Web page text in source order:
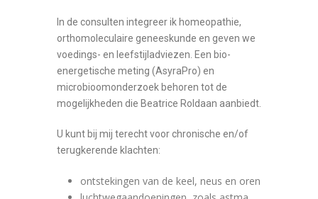
In de consulten integreer ik homeopathie,
orthomoleculaire geneeskunde en geven we
voedings- en leefstijladviezen. Een bio-
energetische meting (AsyraPro) en
microbioomonderzoek behoren tot de
mogelijkheden die Beatrice Roldaan aanbiedt.
U kunt bij mij terecht voor chronische en/of
terugkerende klachten:
ontstekingen van de keel, neus en oren